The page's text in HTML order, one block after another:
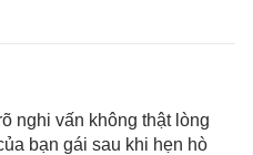
nghi vấn không thật lòng
bạn gái sau khi hẹn hò